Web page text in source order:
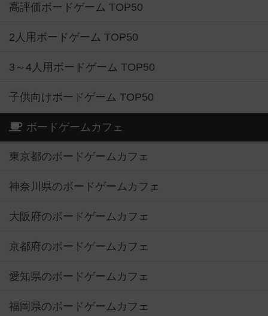
高評価ボードゲーム TOP50
2人用ボードゲーム TOP50
3～4人用ボードゲーム TOP50
子供向けボードゲーム TOP50
ボードゲームカフェ
東京都のボードゲームカフェ
神奈川県のボードゲームカフェ
大阪府のボードゲームカフェ
京都府のボードゲームカフェ
愛知県のボードゲームカフェ
福岡県のボードゲームカフェ